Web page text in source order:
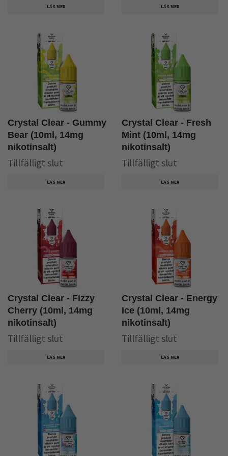
LÄS MER LÄS MER
Crystal Clear - Gummy
Bear (10ml, 14mg
nikotinsalt)
Tillfälligt slut
LÄS MER
Crystal Clear - Fresh
Mint (10ml, 14mg
nikotinsalt)
Tillfälligt slut
LÄS MER
Crystal Clear - Fizzy
Cherry (10ml, 14mg
nikotinsalt)
Tillfälligt slut
LÄS MER
Crystal Clear - Energy
Ice (10ml, 14mg
nikotinsalt)
Tillfälligt slut
LÄS MER